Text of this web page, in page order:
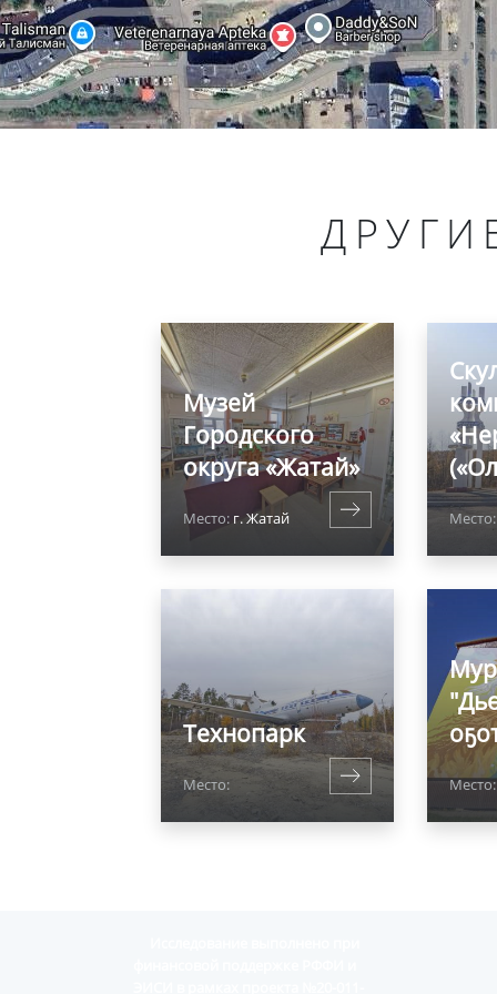
Музей
Городского
округа «Жатай»
Место: г. Жатай Место:
Технопарк
Место: Место: